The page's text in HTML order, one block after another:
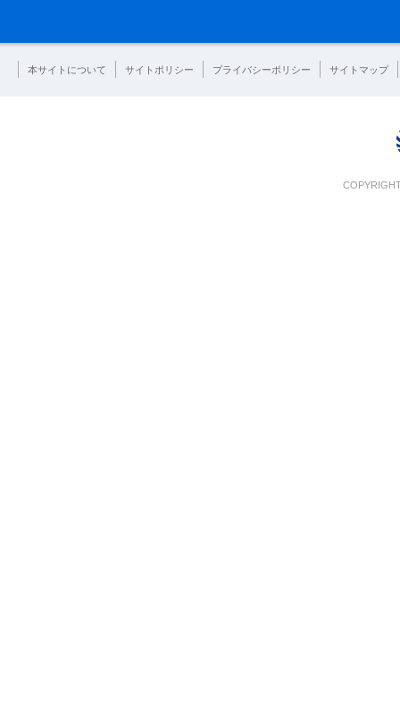
本サイトについて サイトポリシー プライバシーポリシー サイトマップ